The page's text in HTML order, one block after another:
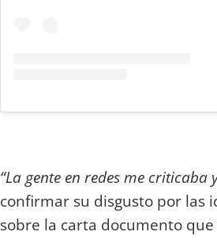
“La gente en redes me
confirmar su disgusto por las
sobre la carta documento